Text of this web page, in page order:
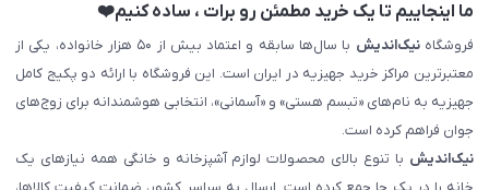
ما اینجاییم تا یک خرید مطمئن رو برات ، ساده کنیم❤️
فروشگاهنیک‌اندیش
با سال‌ها سابقه و اعتماد بیش از ۵۰ هزار خانواده، یکی از
معتبرترین مراکز خرید جهیزیه در ایران است. این فروشگاه با ارائه دو پکیج کامل
جهیزیه به نام‌های «تبسم هستی» و «آسمانی»، انتخابی هوشمندانه برای زوج‌های
جوان فراهم کرده است.
نیک‌اندیش با تنوع بالای محصولات لوازم آشپزخانه و خانگی همه نیازهای یک